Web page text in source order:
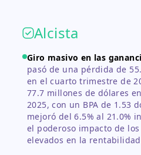
Alcista
Giro masivo en las
pasó de una pérdida de
en el cuarto trimestre de
77.7 millones de dólares
2025, con un BPA de 1.53
mejoró del 6.5% al 21.0%
el poderoso impacto de
elevados en la